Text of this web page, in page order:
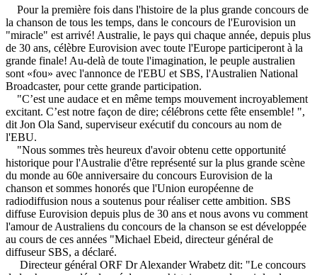
Pour la première fois dans l'histoire de la plus grande concours de
la chanson de tous les temps, dans le concours de l'Eurovision un
"miracle" est arrivé! Australie, le pays qui chaque année, depuis plus
de 30 ans, célèbre Eurovision avec toute l'Europe participeront à la
grande finale! Au-delà de toute l'imagination, le peuple australien
sont «fou» avec l'annonce de l'EBU et SBS, l'Australien National
Broadcaster, pour cette grande participation.
"C’est une audace et en même temps mouvement incroyablement
excitant. C’est notre façon de dire; célébrons cette fête ensemble! ",
dit Jon Ola Sand, superviseur exécutif du concours au nom de
l'EBU.
"Nous sommes très heureux d'avoir obtenu cette opportunité
historique pour l'Australie d'être représenté sur la plus grande scène
du monde au 60e anniversaire du concours Eurovision de la
chanson et sommes honorés que l'Union européenne de
radiodiffusion nous a soutenus pour réaliser cette ambition. SBS
diffuse Eurovision depuis plus de 30 ans et nous avons vu comment
l'amour de Australiens du concours de la chanson se est développée
au cours de ces années "Michael Ebeid, directeur général de
diffuseur SBS, a déclaré.
Directeur général ORF Dr Alexander Wrabetz dit: "Le concours